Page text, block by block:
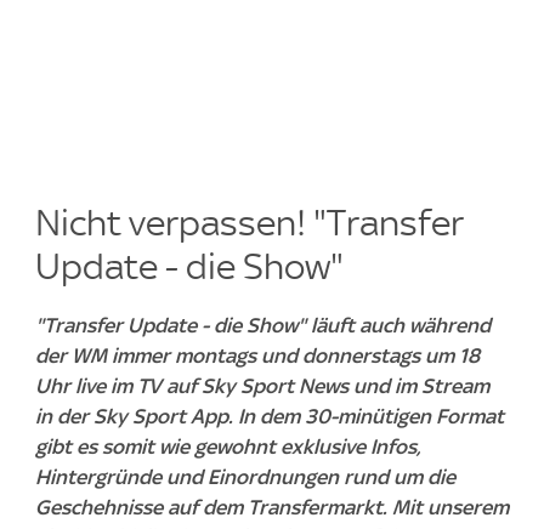
Nicht verpassen! "Transfer
Update - die Show"
"Transfer Update - die Show" läuft auch während
der WM immer montags und donnerstags um 18
Uhr live im TV auf Sky Sport News und im Stream
in der Sky Sport App. In dem 30-minütigen Format
gibt es somit wie gewohnt exklusive Infos,
Hintergründe und Einordnungen rund um die
Geschehnisse auf dem Transfermarkt. Mit unserem